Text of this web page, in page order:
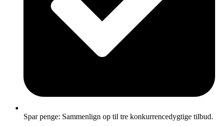
Spar penge: Sammenlign op til tre konkurrencedygtige tilbud.